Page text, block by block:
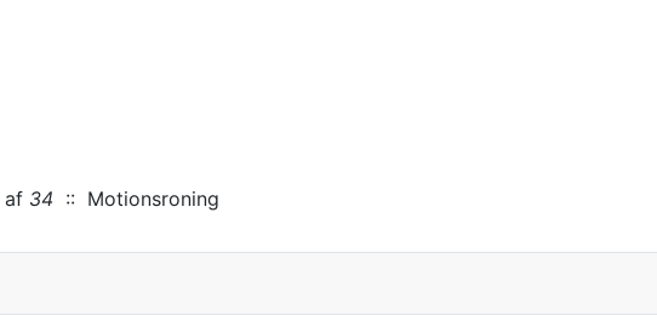
af 34 :: Motionsroning